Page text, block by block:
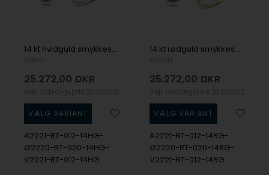
14 kt hvidguld smykkesæt, Grace serien fra Nuran med Røg topas og ialt 0,42 ct diamanter
25.272,00 DKR
A2221-RT-012-14HG-
Ø2220-RT-020-14HG-
V2221-RT-012-14HG
14 kt rødguld smykkesæt, Grace serien fra Nuran med Røg topas og ialt 0,42 ct diamanter
25.272,00 DKR
A2221-RT-012-14RG-
Ø2220-RT-020-14RG-
V2221-RT-012-14RG